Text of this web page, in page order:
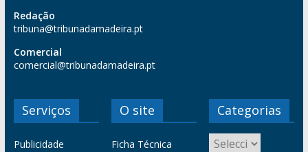
Redação
tribuna@tribunadamadeira.pt
Comercial
comercial@tribunadamadeira.pt
Serviços
Publicidade
O site
Ficha Técnica
Categorias